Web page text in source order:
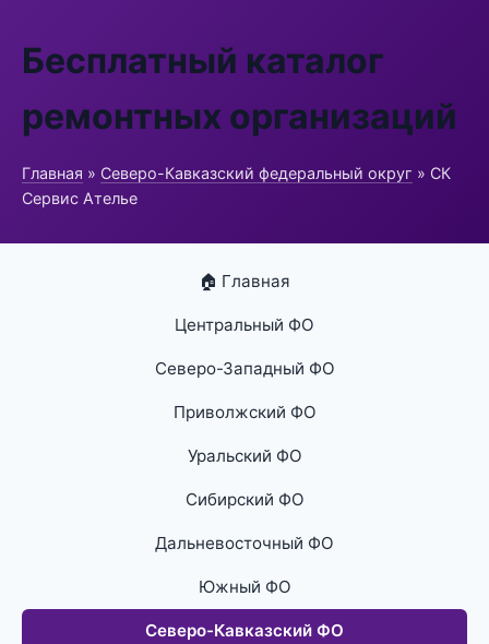
Бесплатный каталог
ремонтных организаций
Главная » Северо-Кавказский федеральный округ » СК
Сервис Ателье
🏠 Главная
Центральный ФО
Северо-Западный ФО
Приволжский ФО
Уральский ФО
Сибирский ФО
Дальневосточный ФО
Южный ФО
Северо-Кавказский ФО